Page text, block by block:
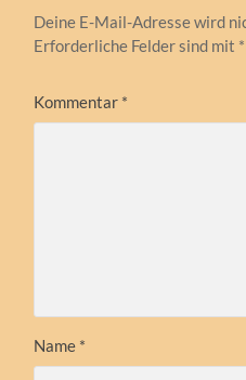
Deine E-Mail-Adresse wird
Erforderliche Felder sind mit *
Kommentar *
Name *